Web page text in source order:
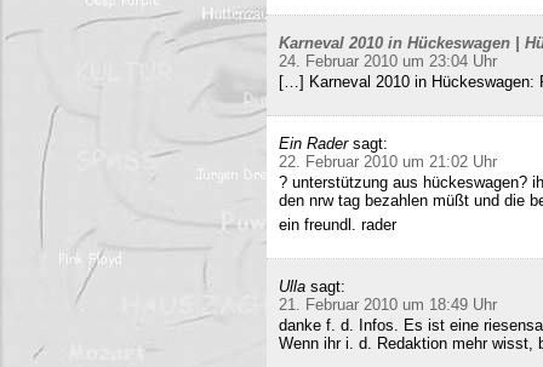
Karneval 2010 in Hückeswagen |
24. Februar 2010 um 23:04 Uhr
[…] Karneval 2010 in Hückeswagen:
Ein Rader sagt:
22. Februar 2010 um 21:02 Uhr
? unterstützung aus hückeswagen?
den nrw tag bezahlen müßt und die
ein freundl. rader
Ulla sagt:
21. Februar 2010 um 18:49 Uhr
danke f. d. Infos. Es ist eine
Wenn ihr i. d. Redaktion mehr wisst,